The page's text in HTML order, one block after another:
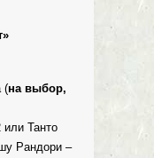
(на выбор,
или Танто
Рандори –